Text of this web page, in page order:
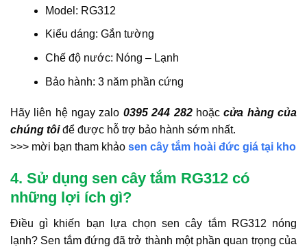
Model: RG312
Kiểu dáng: Gắn tường
Chế độ nước: Nóng – Lạnh
Bảo hành: 3 năm phần cứng
Hãy liên hệ ngay zalo 0395 244 282hoặccửa hàng của
chúng tôiđể được hỗ trợ bảo hành sớm nhất.
>>> mời bạn tham khảo sen cây tắm hoài đức giá tại kho
4. Sử dụng sen cây tắm RG312 có
những lợi ích gì?
Điều gì khiến bạn lựa chọn sen cây tắm RG312 nóng
lạnh? Sen tắm đứng đã trở thành một phần quan trọng của